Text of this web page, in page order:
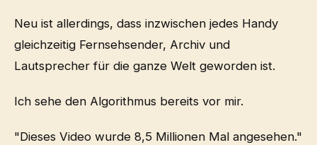
Neu ist allerdings, dass inzwischen jedes Handy
gleichzeitig Fernsehsender, Archiv und
Lautsprecher für die ganze Welt geworden ist.
Ich sehe den Algorithmus bereits vor mir.
"Dieses Video wurde 8,5 Millionen Mal angesehen."